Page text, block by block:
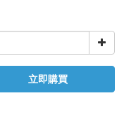
立即購買